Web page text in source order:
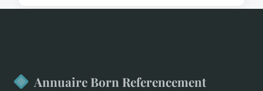
Annuaire Born Referencement